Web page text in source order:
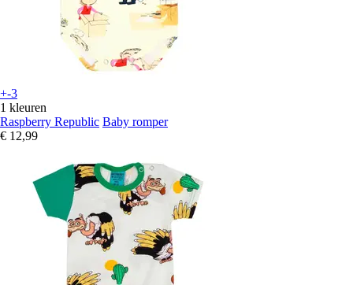
+-3
1 kleuren
Raspberry Republic Baby romper
€ 12,99